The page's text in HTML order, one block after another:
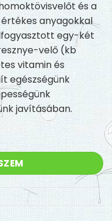
és a
anyagokkal
egy-két
velő (kb
vitamin és
egészségünk
javításában.
mennyiség